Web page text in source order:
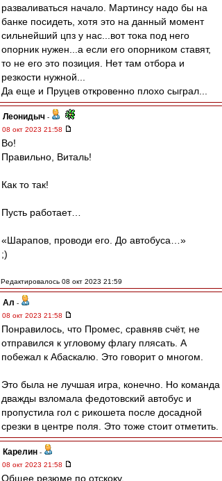
разваливаться начало. Мартинсу надо бы на
банке посидеть, хотя это на данный момент
сильнейший цпз у нас...вот тока под него
опорник нужен...а если его опорником ставят,
то не его это позиция. Нет там отбора и
резкости нужной...
Да еще и Пруцев откровенно плохо сыграл...
Леонидыч -
08 окт 2023 21:58
Во!
Правильно, Виталь!
Как то так!
Пусть работает…
«Шарапов, проводи его. До автобуса…»
;)
Редактировалось 08 окт 2023 21:59
Ал -
08 окт 2023 21:58
Понравилось, что Промес, сравняв счёт, не
отправился к угловому флагу плясать. А
побежал к Абаскалю. Это говорит о многом.
Это была не лучшая игра, конечно. Но команда
дважды взломала федотовский автобус и
пропустила гол с рикошета после досадной
срезки в центре поля. Это тоже стоит отметить.
Карелин -
08 окт 2023 21:58
Общее резюме по отскоку.